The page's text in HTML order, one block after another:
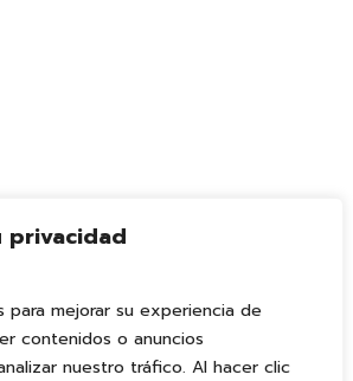
privacidad
para mejorar su experiencia de
contenidos o anuncios
nuestro tráfico. Al hacer clic